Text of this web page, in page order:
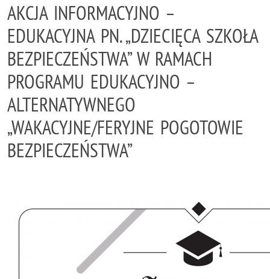
AKCJA INFORMACYJNO –
EDUKACYJNA PN. „DZIECIĘCA SZKOŁA
BEZPIECZEŃSTWA” W RAMACH
PROGRAMU EDUKACYJNO –
ALTERNATYWNEGO
„WAKACYJNE/FERYJNE POGOTOWIE
BEZPIECZEŃSTWA”